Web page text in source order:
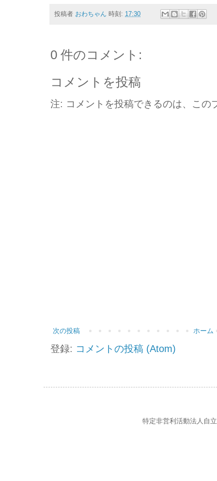
投稿者 おわちゃん 時刻: 17:30
0 件のコメント:
コメントを投稿
注: コメントを投稿できるのは、この
次の投稿 ホーム
登録: コメントの投稿 (Atom)
特定非営利活動法人自